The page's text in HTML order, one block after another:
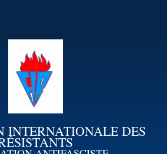
INTERNATIONALE DES